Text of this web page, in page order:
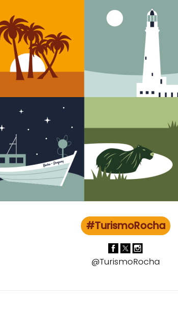
#TurismoRocha
@TurismoRocha